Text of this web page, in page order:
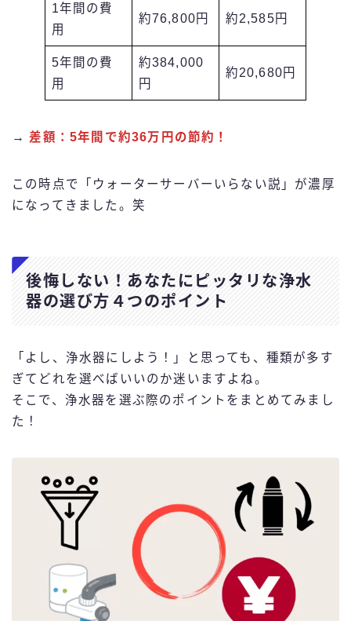
1年間の費
用
約76,800円 約2,585円
5年間の費
用
約384,000
円
約20,680円
→差額：5年間で約36万円の節約！
この時点で「ウォーターサーバーいらない説」が濃厚
になってきました。笑
後悔しない！あなたにピッタリな浄水
器の選び方４つのポイント
「よし、浄水器にしよう！」と思っても、種類が多す
ぎてどれを選べばいいのか迷いますよね。
そこで、浄水器を選ぶ際のポイントをまとめてみまし
た！